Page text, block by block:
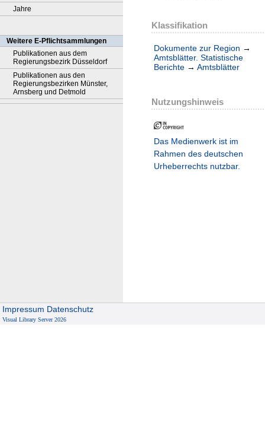
Jahre
Weitere E-Pflichtsammlungen
Publikationen aus dem
Regierungsbezirk Düsseldorf
Publikationen aus den
Regierungsbezirken Münster,
Arnsberg und Detmold
Klassifikation
Dokumente zur Region →
Amtsblätter. Statistische
Berichte → Amtsblätter
Nutzungshinweis
Das Medienwerk ist im
Rahmen des deutschen
Urheberrechts nutzbar.
Impressum Datenschutz
Visual Library Server 2026